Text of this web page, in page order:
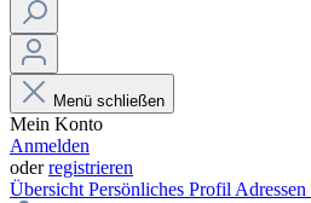
Menü schließen
Mein Konto
Anmelden
oderregistrieren
Übersicht Persönliches Profil Adressen